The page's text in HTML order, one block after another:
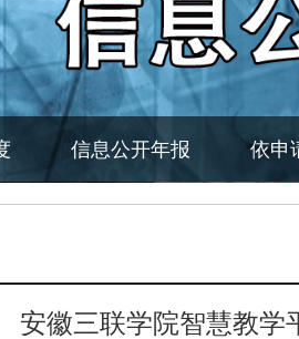
信息公开年报 依申
安徽三联学院智慧教学